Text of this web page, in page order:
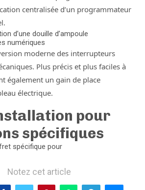
centralisée d’un programmateur
d’une douille d’ampoule
numériques
moderne des interrupteurs
Plus précis et plus faciles à
également un gain de place
électrique.
pour
spécifiques
spécifique pour
Notez cet article